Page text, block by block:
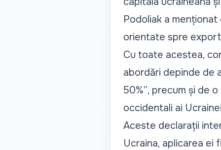
Podoliak a
orientate spre
Cu toate acestea,
abordări depinde de
50%”, precum și de o
occidentali ai
Aceste declarații
Ucraina, aplicarea ei